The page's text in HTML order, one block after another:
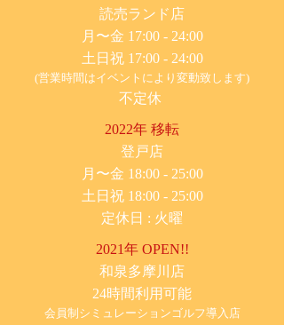
​読売ランド店
月〜金 17:00 - 24:00
土日祝 17:00 - 24:00
(営業時間はイベントにより変動致します)
不定休
2022年 移転
​登戸店
月〜金 18:00 - 25:00
土日祝 18:00 - 25:00
​定休日 : 火曜
2021年 OPEN!!
​和泉多摩川店
24時間利用可能
​会員制シミュレーションゴルフ導入店